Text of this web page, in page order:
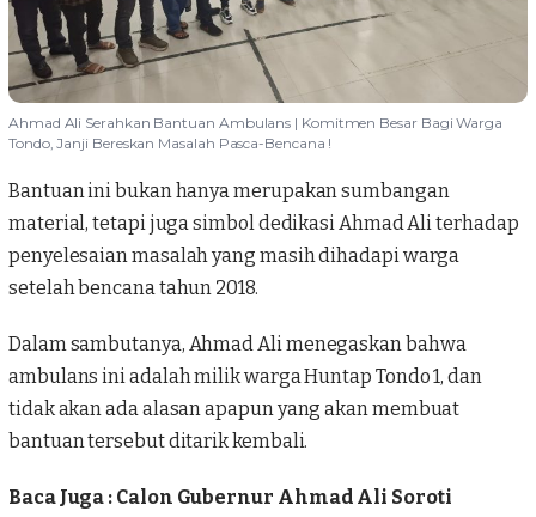
Ahmad Ali Serahkan Bantuan Ambulans | Komitmen Besar Bagi Warga
Tondo, Janji Bereskan Masalah Pasca-Bencana !
Bantuan ini bukan hanya merupakan sumbangan
material, tetapi juga simbol dedikasi Ahmad Ali terhadap
penyelesaian masalah yang masih dihadapi warga
setelah bencana tahun 2018.
Dalam sambutanya, Ahmad Ali menegaskan bahwa
ambulans ini adalah milik warga Huntap Tondo 1, dan
tidak akan ada alasan apapun yang akan membuat
bantuan tersebut ditarik kembali.
Baca Juga : Calon Gubernur Ahmad Ali Soroti